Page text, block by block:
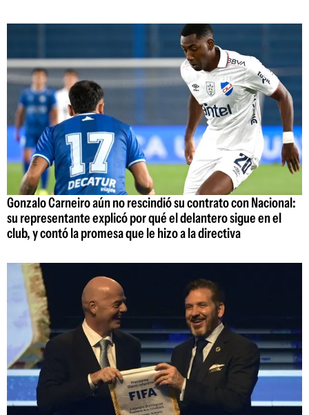
Gonzalo Carneiro aún no rescindió su contrato con Nacional:
su representante explicó por qué el delantero sigue en el
club, y contó la promesa que le hizo a la directiva